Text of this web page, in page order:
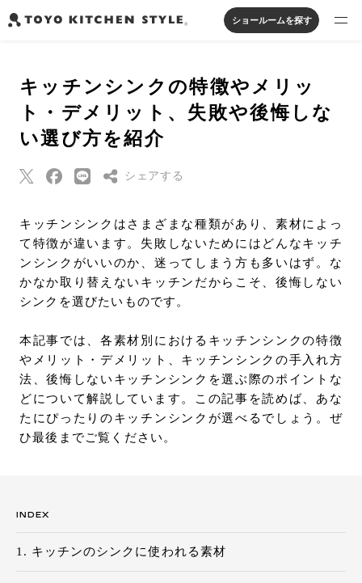
オープンキッチン
アイランドキッチン
ペニンシュラキッチン
壁付けキッチン
対面キッチン
セパレートキッチン
並列型キッチン
システムキッチン
家具・照明・タイル
バス・洗面
実例から探す
オンラインストア
カタログを見る
よくあるご質問
お問い合わせ
サポート
LANGUAGE :
JP
EN
CN
ショールームを探す
キッチンシンクの特徴やメリッ
ト・デメリット、失敗や後悔しな
い選び方を紹介
シェアする
Threads
Pinterest
はてなブックマー
ク
URLをコピー
キッチンシンクはさまざまな種類があり、素材によっ
て特徴が違います。失敗しないためにはどんなキッチ
ンシンクがいいのか、迷ってしまう方も多いはず。な
かなか取り替えないキッチンだからこそ、後悔しない
シンクを選びたいものです。
本記事では、各素材別におけるキッチンシンクの特徴
やメリット・デメリット、キッチンシンクの手入れ方
法、後悔しないキッチンシンクを選ぶ際のポイントな
どについて解説しています。この記事を読めば、あな
たにぴったりのキッチンシンクが選べるでしょう。ぜ
ひ最後までご覧ください。
INDEX
キッチンのシンクに使われる素材